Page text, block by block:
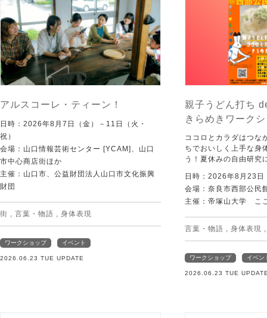
アルスコーレ・ティーン！
日時：2026年8月7日（金）－11日（火・
祝）
会場：山口情報芸術センター [YCAM]、山口
市中心商店街ほか
主催：山口市、公益財団法人山口市文化振興
財団
街 言葉・物語 身体表現
ワークショップ イベント
2026.06.23 TUE UPDATE
親子うどん打ち
きらめきワーク
ココロとカラダはつな
ちでおいしく上手な身
う！夏休みの自由研究
日時：2026年8月23日
会場：奈良市西部公民
主催：帝塚山大学 こ
言葉・物語 身体表現
ワークショップ イベン
2026.06.23 TUE